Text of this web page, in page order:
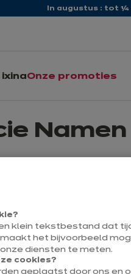
In augustus : tot ¼
ixinaOnze promoties
Namen
Namen. Als
Namen, rijk aan
je een persoonlijke en
klein tekstbestand dat
het bijvoorbeeld
diensten te meten.
cookies?
geplaatst door ons en